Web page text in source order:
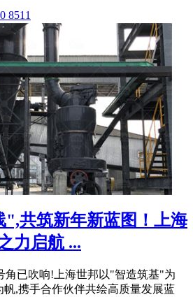
8511
共筑新年新蓝图！上海
力启航 ...
角已吹响!上海世邦以"智造筑基"为
,携手合作伙伴共绘高质量发展蓝